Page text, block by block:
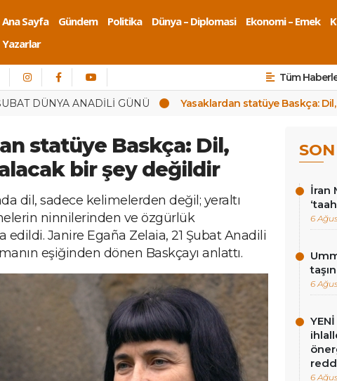
Ana Sayfa Gündem Politika Dünya – Diplomasi Ekonomi – Emek
Yazarlar
Tüm
DÜNYA ANADİLİ GÜNÜ Yasaklardan statüye Baskça:
statüye Baskça: Dil,
bir şey değildir
dil, sadece kelimelerden değil; yeraltı
ninnilerinden ve özgürlük
edildi. Janire Egaña Zelaia, 21 Şubat Anadili
eşiğinden dönen Baskçayı anlattı.
İran
6
6
6